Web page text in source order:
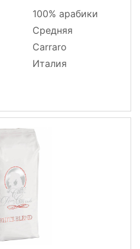
100% арабики
Средняя
Carraro
Италия